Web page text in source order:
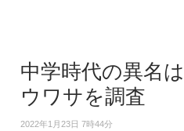
中学時代の異名
ウワサを調査
2022年1月23日 7時44分